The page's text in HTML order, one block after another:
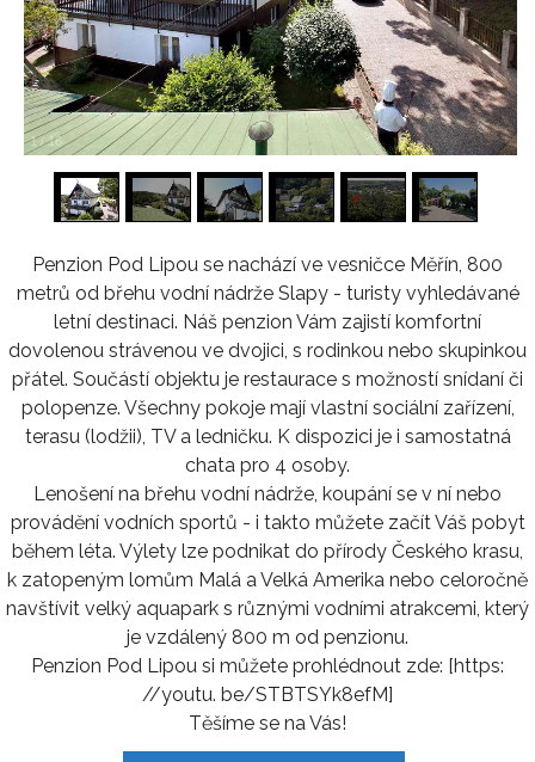
1/16
Penzion Pod Lipou se nachází ve vesničce Měřín, 800
metrů od břehu vodní nádrže Slapy - turisty vyhledávané
letní destinaci. Náš penzion Vám zajistí komfortní
dovolenou strávenou ve dvojici, s rodinkou nebo skupinkou
přátel. Součástí objektu je restaurace s možností snídaní či
polopenze. Všechny pokoje mají vlastní sociální zařízení,
terasu (lodžii), TV a ledničku. K dispozici je i samostatná
chata pro 4 osoby.
Lenošení na břehu vodní nádrže, koupání se v ní nebo
provádění vodních sportů - i takto můžete začít Váš pobyt
během léta. Výlety lze podnikat do přírody Českého krasu,
k zatopeným lomům Malá a Velká Amerika nebo celoročně
navštívit velký aquapark s různými vodními atrakcemi, který
je vzdálený 800 m od penzionu.
Penzion Pod Lipou si můžete prohlédnout zde: [https:
//youtu. be/STBTSYk8efM]
Těšíme se na Vás!